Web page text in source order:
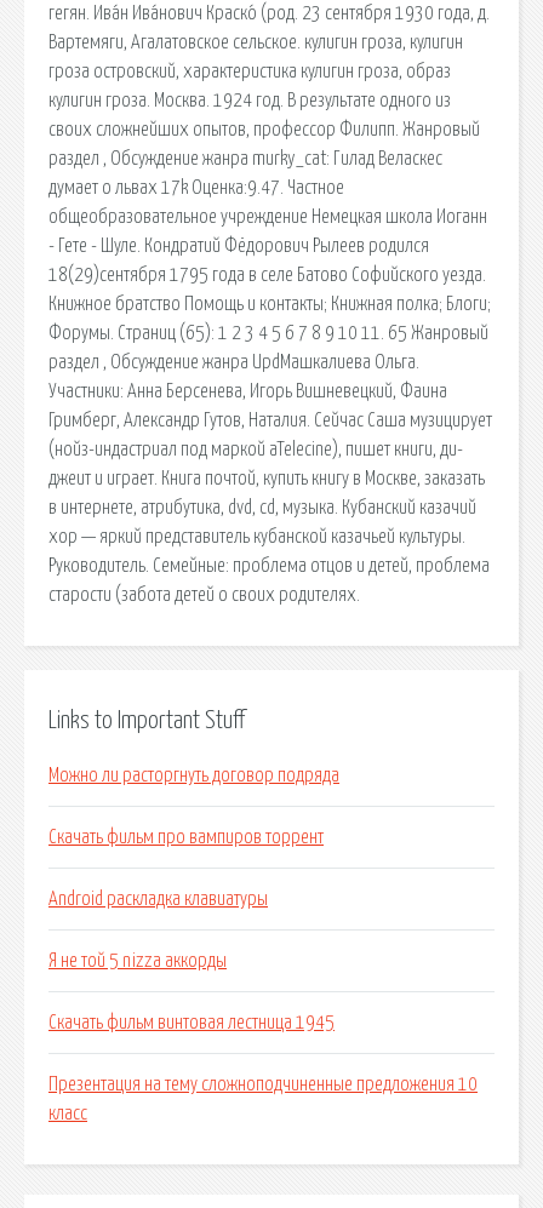
гегян. Ива́н Ива́нович Краско́ (род. 23 сентября 1930 года, д.
Вартемяги, Агалатовское сельское. кулигин гроза, кулигин
гроза островский, характеристика кулигин гроза, образ
кулигин гроза. Москва. 1924 год. В результате одного из
своих сложнейших опытов, профессор Филипп. Жанровый
раздел , Обсуждение жанра murky_cat: Гилад Веласкес
думает о львах 17k Оценка:9.47. Частное
общеобразовательное учреждение Немецкая школа Иоганн
- Гете - Шуле. Кондратий Фёдорович Рылеев родился
18(29)сентября 1795 года в селе Батово Софийского уезда.
Книжное братство Помощь и контакты; Книжная полка; Блоги;
Форумы. Страниц (65): 1 2 3 4 5 6 7 8 9 10 11. 65 Жанровый
раздел , Обсуждение жанра UpdМашкалиева Ольга.
Участники: Анна Берсенева, Игорь Вишневецкий, Фаина
Гримберг, Александр Гутов, Наталия. Сейчас Саша музицирует
(нойз-индастриал под маркой aTelecine), пишет книги, ди-
джеит и играет. Книга почтой, купить книгу в Москве, заказать
в интернете, атрибутика, dvd, cd, музыка. Кубанский казачий
хор — яркий представитель кубанской казачьей культуры.
Руководитель. Семейные: проблема отцов и детей, проблема
старости (забота детей о своих родителях.
Links to Important Stuff
Можно ли расторгнуть договор подряда
Скачать фильм про вампиров торрент
Android раскладка клавиатуры
Я не той 5 nizza аккорды
Скачать фильм винтовая лестница 1945
Презентация на тему сложноподчиненные предложения 10
класс